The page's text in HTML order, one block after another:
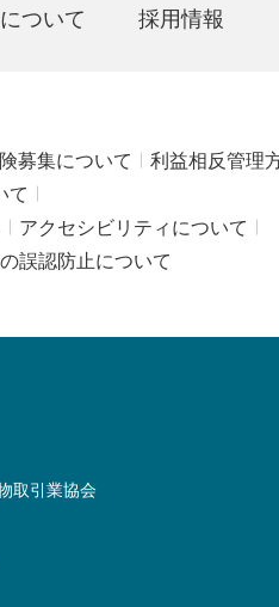
ついて 採用情報
募集について
利益相反管理
て
アクセシビリティについて
誤認防止について
取引業協会